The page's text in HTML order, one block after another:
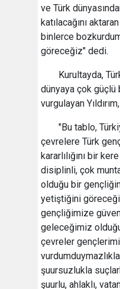
ve Türk
katılacağını
binlerce
göreceğiz" dedi.
Kurultayda,
dünyaya çok
vurgulayan
"Bu tablo,
çevrelere Türk
kararlılığını bir
disiplinli, çok
olduğu bir
yetiştiğini
gençliğimize
geleceğimiz
çevreler
şuursuzlukla
şuurlu, ahlaklı,